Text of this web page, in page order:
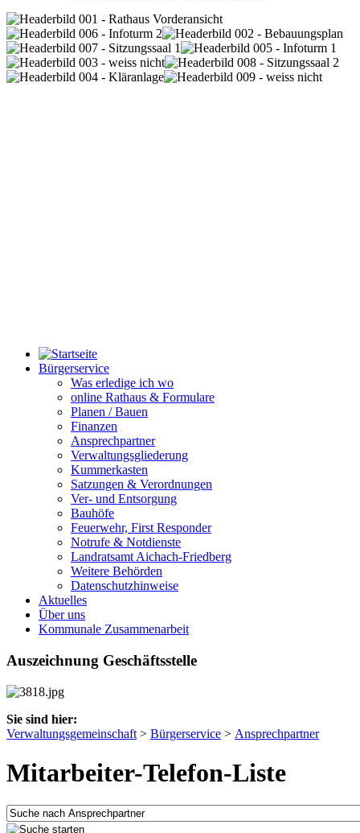
Bürgerservice
Was erledige ich wo
online Rathaus & Formulare
Planen / Bauen
Finanzen
Ansprechpartner
Verwaltungsgliederung
Kummerkasten
Satzungen & Verordnungen
Ver- und Entsorgung
Bauhöfe
Feuerwehr, First Responder
Notrufe & Notdienste
Landratsamt Aichach-Friedberg
Weitere Behörden
Datenschutzhinweise
Aktuelles
Über uns
Kommunale Zusammenarbeit
Auszeichnung Geschäftsstelle
Sie sind hier:
Verwaltungsgemeinschaft > Bürgerservice > Ansprechpartner
Mitarbeiter-Telefon-Liste